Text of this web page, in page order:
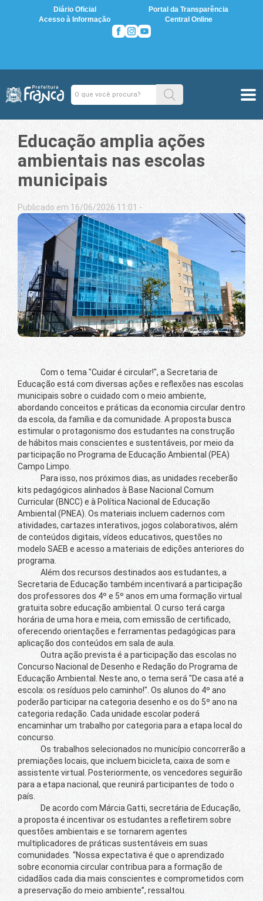
Diário Oficial
Portal da Transparência
Acesso à Informação
Central Online
Educação amplia ações
ambientais nas escolas
municipais
Publicado em 16/06/2026 11:01 -
Com o tema "Cuidar é circular!", a Secretaria de
Educação está com diversas ações e reflexões nas escolas
municipais sobre o cuidado com o meio ambiente,
abordando conceitos e práticas da economia circular dentro
da escola, da família e da comunidade. A proposta busca
estimular o protagonismo dos estudantes na construção
de hábitos mais conscientes e sustentáveis, por meio da
participação no Programa de Educação Ambiental (PEA)
Campo Limpo.
Para isso, nos próximos dias, as unidades receberão
kits pedagógicos alinhados à Base Nacional Comum
Curricular (BNCC) e à Política Nacional de Educação
Ambiental (PNEA). Os materiais incluem cadernos com
atividades, cartazes interativos, jogos colaborativos, além
de conteúdos digitais, vídeos educativos, questões no
modelo SAEB e acesso a materiais de edições anteriores do
programa.
Além dos recursos destinados aos estudantes, a
Secretaria de Educação também incentivará a participação
dos professores dos 4º e 5º anos em uma formação virtual
gratuita sobre educação ambiental. O curso terá carga
horária de uma hora e meia, com emissão de certificado,
oferecendo orientações e ferramentas pedagógicas para
aplicação dos conteúdos em sala de aula.
Outra ação prevista é a participação das escolas no
Concurso Nacional de Desenho e Redação do Programa de
Educação Ambiental. Neste ano, o tema será "De casa até a
escola: os resíduos pelo caminho!". Os alunos do 4º ano
poderão participar na categoria desenho e os do 5º ano na
categoria redação. Cada unidade escolar poderá
encaminhar um trabalho por categoria para a etapa local do
concurso.
Os trabalhos selecionados no município concorrerão a
premiações locais, que incluem bicicleta, caixa de som e
assistente virtual. Posteriormente, os vencedores seguirão
para a etapa nacional, que reunirá participantes de todo o
país.
De acordo com Márcia Gatti, secretária de Educação,
a proposta é incentivar os estudantes a refletirem sobre
questões ambientais e se tornarem agentes
multiplicadores de práticas sustentáveis em suas
comunidades. “Nossa expectativa é que o aprendizado
sobre economia circular contribua para a formação de
cidadãos cada dia mais conscientes e comprometidos com
a preservação do meio ambiente”, ressaltou.